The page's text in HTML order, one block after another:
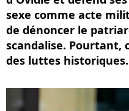
sexe comme acte
de dénoncer le
scandalise. Pourtant,
des luttes historiques.